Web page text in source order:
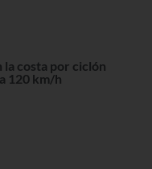
costa por ciclón
120 km/h